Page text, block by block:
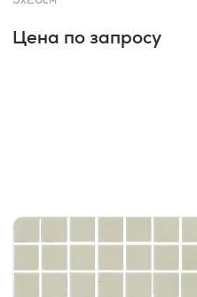
Цена по запросу